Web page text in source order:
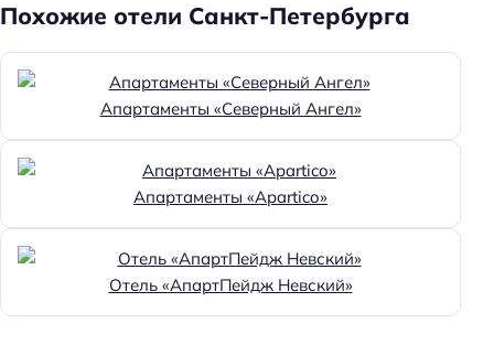
Дата реконструкции: 2020
Способ оплаты: безналичная
Способ оплаты: банковским переводом
Способ оплаты: наличными
Похожие отели Санкт-Петербурга
Апартаменты «Северный Ангел»
Апартаменты «Apartico»
Отель «АпартПейдж Невский»